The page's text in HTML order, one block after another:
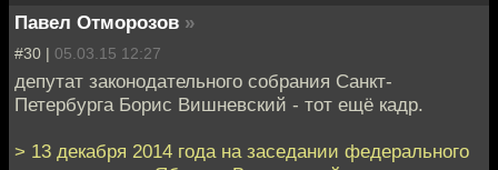
Павел Отморозов »
#30 | 05.03.15 12:27
депутат законодательного собрания Санкт-
Петербурга Борис Вишневский - тот ещё кадр.
> 13 декабря 2014 гoда на заседании федерального